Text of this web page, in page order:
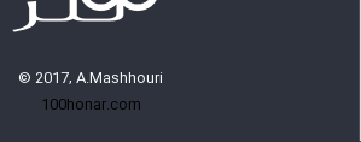
© 2017, A.Mashhouri
100honar.com